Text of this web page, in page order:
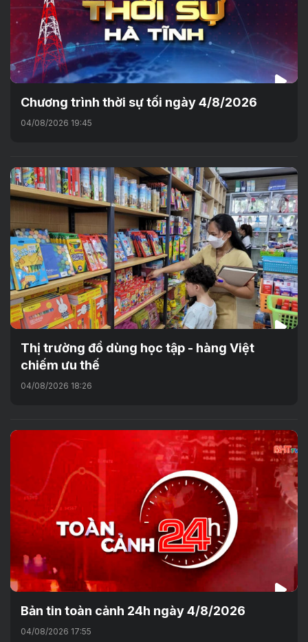
Chương trình thời sự tối ngày 4/8/2026
04/08/2026 19:45
Thị trường đồ dùng học tập - hàng Việt
chiếm ưu thế
04/08/2026 18:26
Bản tin toàn cảnh 24h ngày 4/8/2026
04/08/2026 17:55